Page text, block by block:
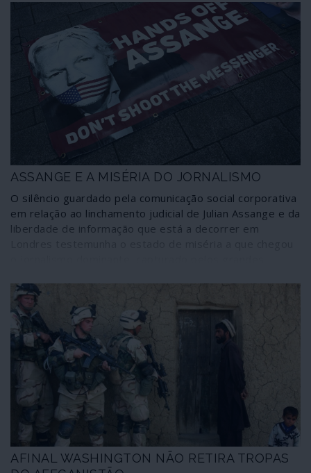
quaisquer circunstâncias. Intenção poucas vezes
recordada porque é “politicamente correcto” ser-se
democrata ou porque a vantagem atribuída pelas
sondagens vai esfumando esse cenário. Seja como for,
não está garantido que as eleições sejam pacíficas,
democráticas e conclusivas no país que pretende ser a
luz da democracia. Um país onde a escolha dos eleitores
- mas com repercussões em todo o mundo – está
restringida a dois sociopatas, ambos carregando
assassínios além-fronteiras às suas costas. Estas
eleições não seriam, portanto, um caso de política mas
sim de polícia se o mundo estivesse nas mãos de gente
docente. Mas não: os sociopatas é que mandam – um ou
outro, escolha o leitor se conseguir ou achar que neste
cenário ainda há lugar para o mal menor.
ASSANGE E A MISÉRIA DO JORNALISMO
O silêncio guardado pela comunicação social corporativa
em relação ao linchamento judicial de Julian Assange e da
liberdade de informação que está a decorrer em
mundo.
AFINAL WASHINGTON NÃO RETIRA TROPAS